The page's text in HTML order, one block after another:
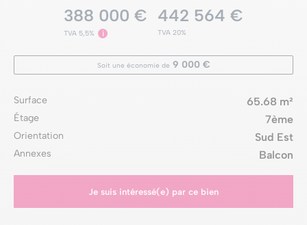
388 000 €
TVA 5,5% i
442 564 €
TVA 20%
Soit une économie de 9 000 €
Surface 65.68 m²
Étage 7ème
Orientation Sud Est
Annexes Balcon
Je suis intéressé(e) par ce bien